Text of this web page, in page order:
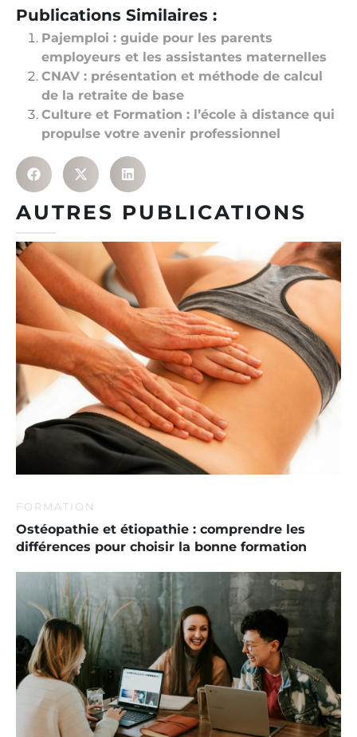
Publications Similaires :
Pajemploi : guide pour les parents
employeurs et les assistantes maternelles
CNAV : présentation et méthode de calcul
de la retraite de base
Culture et Formation : l’école à distance qui
propulse votre avenir professionnel
AUTRES PUBLICATIONS
FORMATION
Ostéopathie et étiopathie : comprendre les
différences pour choisir la bonne formation